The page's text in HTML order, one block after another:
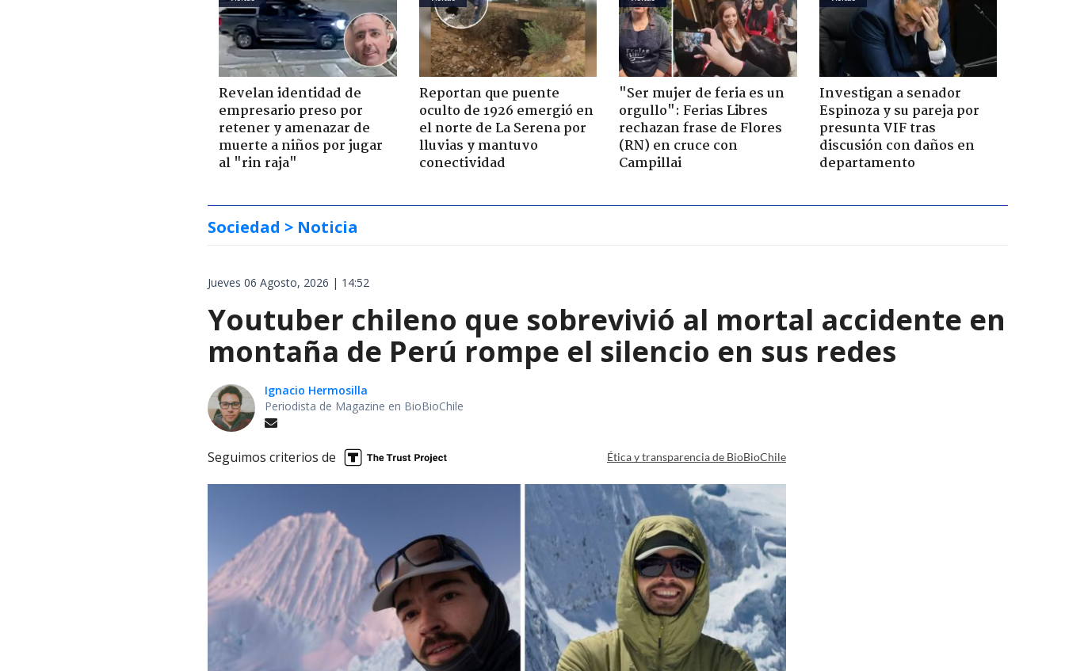
Revelan identidad de
empresario preso por
retener y amenazar de
muerte a niños por jugar
al "rin raja"
Reportan que puente
oculto de 1926 emergió en
el norte de La Serena por
lluvias y mantuvo
conectividad
"Ser mujer de feria es un
orgullo": Ferias Libres
rechazan frase de Flores
(RN) en cruce con
Campillai
Investigan a senador
Espinoza y su pareja por
presunta VIF tras
discusión con daños en
departamento
Sociedad > Noticia
Jueves 06 Agosto, 2026 | 14:52
Youtuber chileno que sobrevivió al mortal accidente en
montaña de Perú rompe el silencio en sus redes
Ignacio Hermosilla
Periodista de Magazine en BioBioChile
Seguimos criterios de Ética y transparencia de BioBioChile